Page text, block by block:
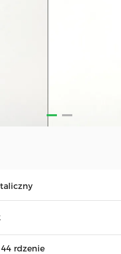
rdzenie